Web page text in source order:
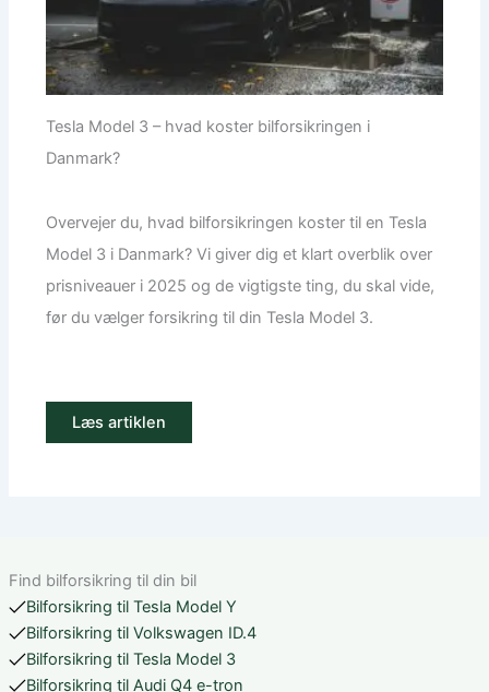
Tesla Model 3 – hvad koster bilforsikringen i
Danmark?
Overvejer du, hvad bilforsikringen koster til en Tesla
Model 3 i Danmark? Vi giver dig et klart overblik over
prisniveauer i 2025 og de vigtigste ting, du skal vide,
før du vælger forsikring til din Tesla Model 3.
Læs artiklen
Find bilforsikring til din bil
Bilforsikring til Tesla Model Y
Bilforsikring til Volkswagen ID.4
Bilforsikring til Tesla Model 3
Bilforsikring til Audi Q4 e-tron